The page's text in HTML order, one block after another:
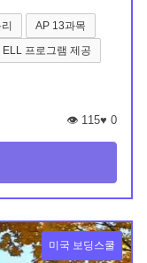
AP 13과목
ELL 프로그램 제공
👁️ 115♥ 0
미국 보딩스쿨